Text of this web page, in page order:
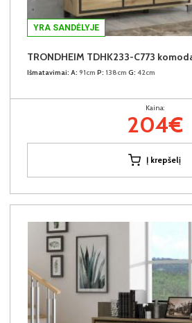
YRA SANDĖLYJE
TRONDHEIM TDHK233-C773
Išmatavimai: A: 91cm P: 138cm G: 42cm
Kaina:
204€
Į krepšelį